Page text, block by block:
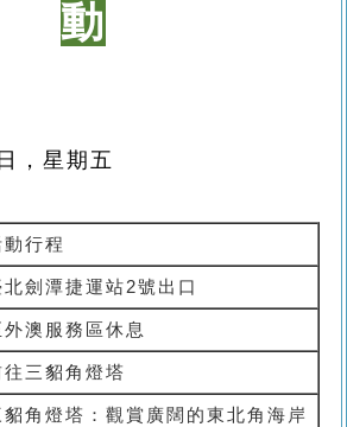
動
日，星期五
動行程
北劍潭捷運站2號出口
外澳服務區休息
往三貂角燈塔
貂角燈塔：觀賞廣闊的東北角海岸